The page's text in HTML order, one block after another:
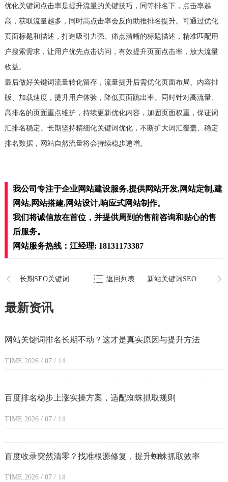
优化关键词点击率是提升流量的关键技巧，同等排名下，点击率越
高，获取流量越多，同时高点击率会反向助推排名提升。可通过优化
页面标题和描述，打造吸引力强、痛点清晰的标题描述，精准匹配用
户搜索需求，让用户优先点击访问，有效提升页面点击率，放大流量
收益。
最后做好关键词流量转化留存，流量提升后需优化页面布局、内容排
版、加载速度，提升用户体验，降低页面跳出率。同时针对高流量、
高排名的页面重点维护，持续更新优化内容，加固页面权重，保证词
汇排名稳定。长期坚持精细化关键词优化，不断扩大词汇覆盖、稳定
排名数据，网站自然流量将会持续稳步递增。
我公司专注于企业网站建设服务,提供网站开发,网站定制,建
网站,网站搭建,网站设计,响应式网站制作。
我们将诚信放在首位，并提供周到的售前咨询和贴心的售
后服务。
网站服务热线：江经理: 18131173387
长期SEO关键词优化策略 新站关键词SEO优化思路
返回列表
最新资讯
网站关键词排名长期不动？这才是真实原因与提升方法
TIME:2026 / 07 / 14
百度排名稳步上涨实操方案，适配蜘蛛抓取规则
TIME:2026 / 07 / 14
百度收录突然清零？找准根源修复，提升蜘蛛抓取效率
TIME:2026 / 07 / 14